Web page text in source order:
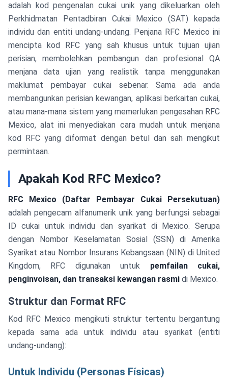
adalah kod pengenalan cukai unik yang dikeluarkan oleh
Perkhidmatan Pentadbiran Cukai Mexico (SAT) kepada
individu dan entiti undang-undang. Penjana RFC Mexico ini
mencipta kod RFC yang sah khusus untuk tujuan ujian
perisian, membolehkan pembangun dan profesional QA
menjana data ujian yang realistik tanpa menggunakan
maklumat pembayar cukai sebenar. Sama ada anda
membangunkan perisian kewangan, aplikasi berkaitan cukai,
atau mana-mana sistem yang memerlukan pengesahan RFC
Mexico, alat ini menyediakan cara mudah untuk menjana
kod RFC yang diformat dengan betul dan sah mengikut
permintaan.
Apakah Kod RFC Mexico?
RFC Mexico (Daftar Pembayar Cukai Persekutuan)
adalah pengecam alfanumerik unik yang berfungsi sebagai
ID cukai untuk individu dan syarikat di Mexico. Serupa
dengan Nombor Keselamatan Sosial (SSN) di Amerika
Syarikat atau Nombor Insurans Kebangsaan (NIN) di United
Kingdom, RFC digunakan untuk pemfailan cukai,
penginvoisan, dan transaksi kewangan rasmi di Mexico.
Struktur dan Format RFC
Kod RFC Mexico mengikuti struktur tertentu bergantung
kepada sama ada untuk individu atau syarikat (entiti
undang-undang):
Untuk Individu (Personas Físicas)